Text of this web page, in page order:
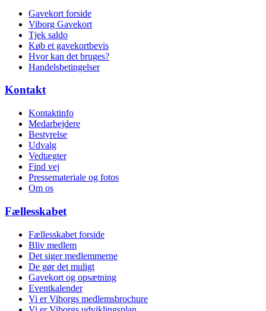
Gavekort forside
Viborg Gavekort
Tjek saldo
Køb et gavekortbevis
Hvor kan det bruges?
Handelsbetingelser
Kontakt
Kontaktinfo
Medarbejdere
Bestyrelse
Udvalg
Vedtægter
Find vej
Pressemateriale og fotos
Om os
Fællesskabet
Fællesskabet forside
Bliv medlem
Det siger medlemmerne
De gør det muligt
Gavekort og opsætning
Eventkalender
Vi er Viborgs medlemsbrochure